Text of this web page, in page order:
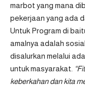
marbot yang mana
pekerjaan yang ada
Untuk Program di
amalnya adalah
disalurkan melalui
untuk masyarakat.
keberkahan dan kita